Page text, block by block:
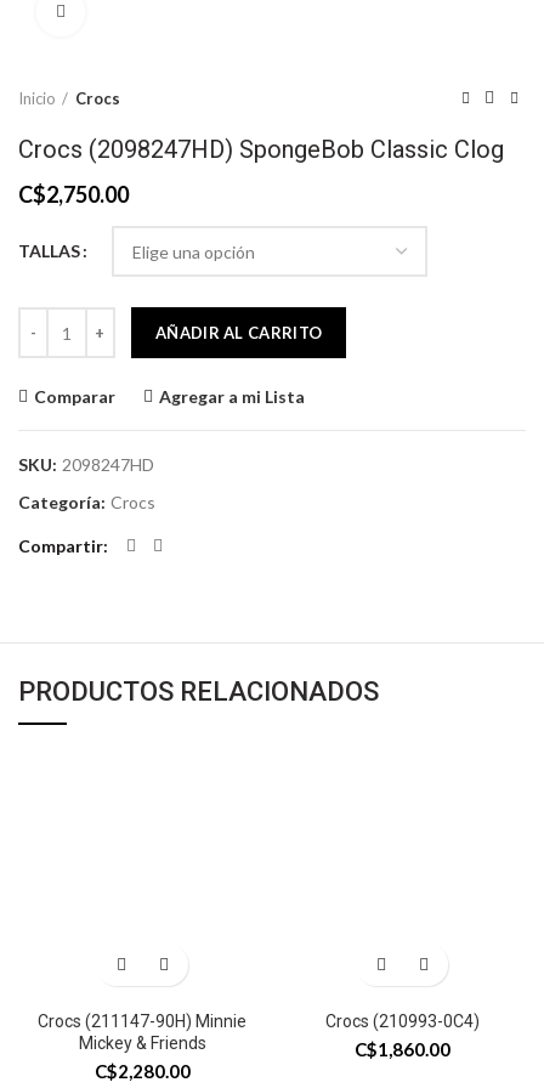
Inicio Crocs
Crocs (2098247HD) SpongeBob Classic Clog
C$2,750.00
TALLAS
AÑADIR AL CARRITO
Comparar Agregar a mi Lista
SKU: 2098247HD
Categoría: Crocs
Compartir
PRODUCTOS RELACIONADOS
Crocs (211147-90H) Minnie
Mickey & Friends
C$2,280.00
Crocs (210993-0C4)
C$1,860.00